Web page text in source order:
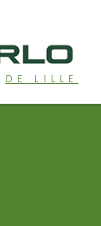
DE LILLE